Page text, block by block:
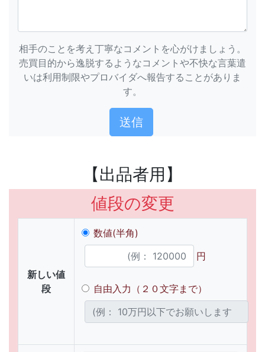
相手のことを考え丁寧なコメントを心がけましょう。
売買目的から逸脱するようなコメントや不快な言葉遣
いは利用制限やプロバイダへ報告することがありま
す。
【出品者用】
値段の変更
新しい値
段
数値(半角)
円
自由入力（２０文字まで）